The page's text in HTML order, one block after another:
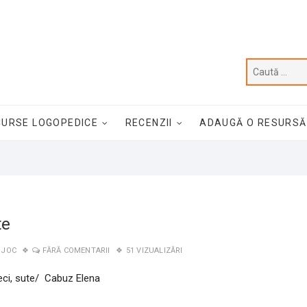
LOGOPEDICE RECENZII ADAUGĂ O RESURSĂ
JOC FĂRĂ COMENTARII 51 VIZUALIZĂRI
sute/ Cabuz Elena